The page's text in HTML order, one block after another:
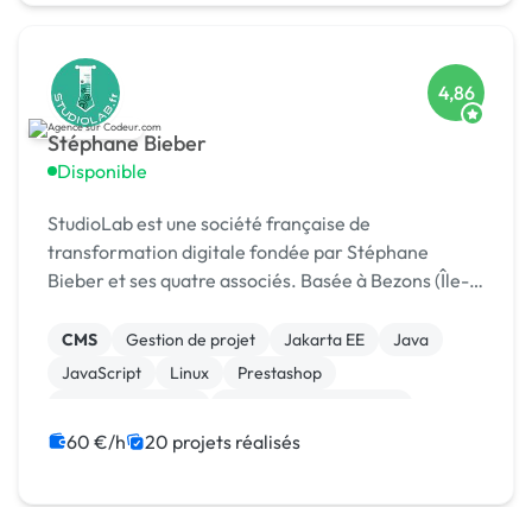
Stéphane Bieber
Disponible
4,86
StudioLab est une société française de
transformation digitale fondée par Stéphane
Bieber et ses quatre associés. Basée à Bezons (Île-
ans les entrepr
CMS Gestion de projet Jakarta EE
Java
JavaScript
Linux
Prestashop
Charte graphique
60 €/h 20 projets réalisés